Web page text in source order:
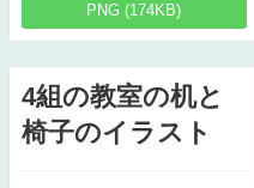
PNG (174KB)
4組の教室の机と
椅子のイラスト